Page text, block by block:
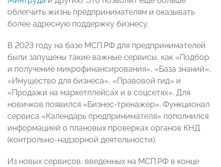
облегчить жизнь предпринимателям и оказывать
более адресную поддержку бизнесу.
В 2023 году на базе МСП.РФ для предпринимателей
были запущены такие важные сервисы, как «Подбор
и получение микрофинансирования», «База знаний»,
«Имущество для бизнеса», «Правовой гид» и
«Продажи на маркетплейсах и в соцсетях». Для
новичков появился «Бизнес-тренажер». Функционал
сервиса «Календарь предпринимателя» пополнился
информацией о плановых проверках органов КНД
(контрольно-надзорной деятельности).
Из новых сервисов, введенных на МСП.РФ в конце